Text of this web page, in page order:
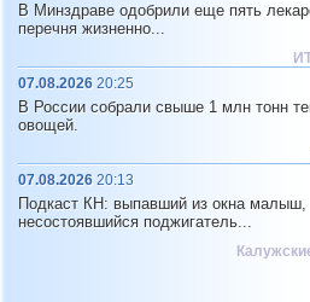
15 Греция
17 Колумбия
18
19 Чили
20 Мьянма
В Минздраве одобрили еще пять
перечня жизненно...
07.08.2026 20:25
В России собрали свыше 1 млн тонн
овощей.
07.08.2026 20:13
Подкаст КН: выпавший из окна малыш,
несостоявшийся поджигатель...